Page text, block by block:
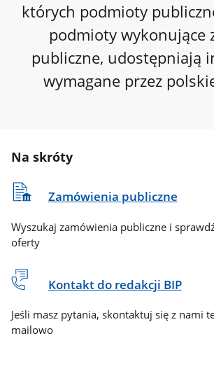
których podmioty
podmioty wykonujące
publiczne, udostępniają
wymagane przez
Na skróty
Zamówienia publiczne
Wyszukaj zamówienia publiczne i
oferty
Kontakt do redakcji BIP
Jeśli masz pytania, skontaktuj się z nami
mailowo